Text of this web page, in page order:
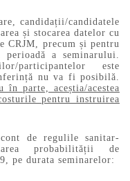
candidații/candidatele
și stocarea datelor cu
CRJM, precum și pentru
a seminarului.
participantelor este
nu va fi posibilă.
în parte, aceștia/acestea
pentru instruirea
de regulile sanitar-
probabilității de
pe durata seminarelor: